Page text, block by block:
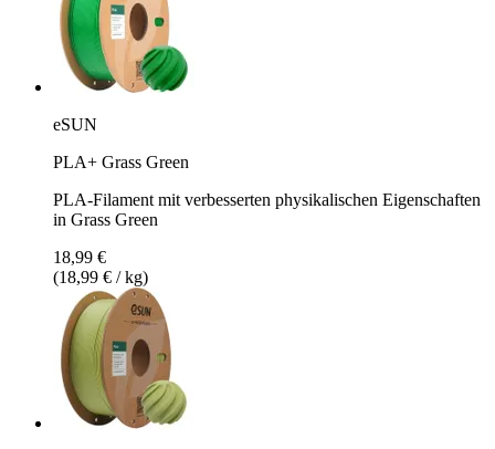
eSUN
PLA+ Grass Green
PLA-Filament mit verbesserten physikalischen Eigenschaften
in Grass Green
18,99 €
(18,99 € / kg)